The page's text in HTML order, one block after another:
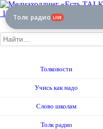
12+
Толковости
Учись как надо
Слово школам
Толк радио
Толк радио LIVE